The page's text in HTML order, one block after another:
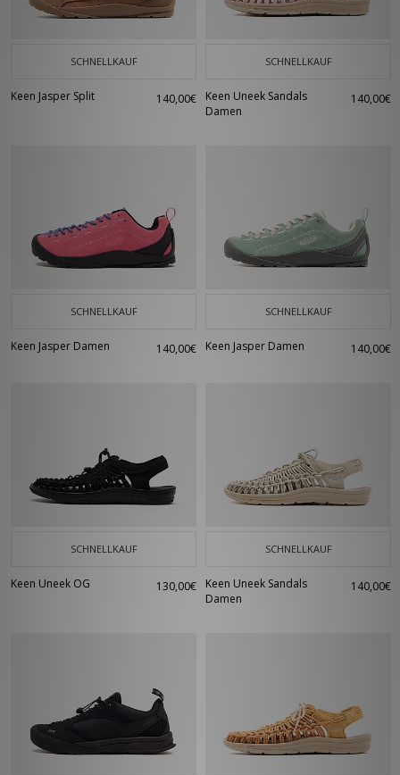
SCHNELLKAUF
Keen Jasper Split 140,00€
SCHNELLKAUF
Keen Uneek Sandals
Damen
140,00€
SCHNELLKAUF
Keen Jasper Damen 140,00€
SCHNELLKAUF
Keen Jasper Damen 140,00€
SCHNELLKAUF
Keen Uneek OG 130,00€
SCHNELLKAUF
Keen Uneek Sandals
Damen
140,00€